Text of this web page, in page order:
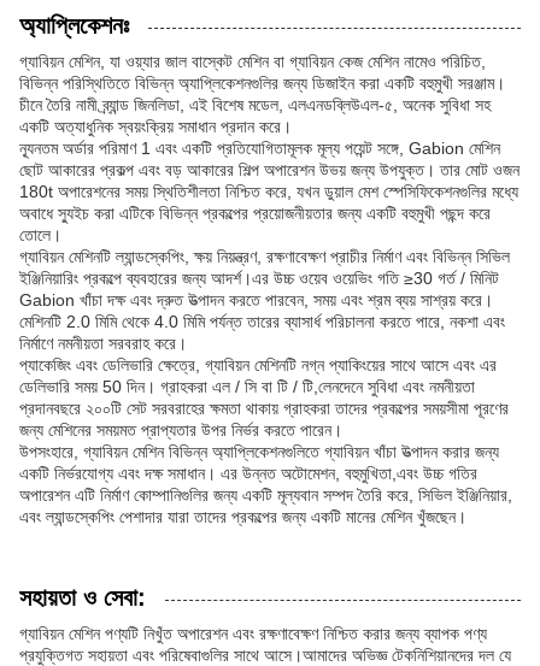
অ্যাপ্লিকেশনঃ
গ্যাবিয়ন মেশিন, যা ওয়্যার জাল বাস্কেট মেশিন বা গ্যাবিয়ন কেজ মেশিন নামেও পরিচিত,
বিভিন্ন পরিস্থিতিতে বিভিন্ন অ্যাপ্লিকেশনগুলির জন্য ডিজাইন করা একটি বহুমুখী সরঞ্জাম।
চীনে তৈরি নামী ব্র্যান্ড জিনলিডা, এই বিশেষ মডেল, এলএনডব্লিউএল-৫, অনেক সুবিধা সহ
একটি অত্যাধুনিক স্বয়ংক্রিয় সমাধান প্রদান করে।
ন্যূনতম অর্ডার পরিমাণ 1 এবং একটি প্রতিযোগিতামূলক মূল্য পয়েন্ট সঙ্গে, Gabion মেশিন
ছোট আকারের প্রকল্প এবং বড় আকারের শিল্প অপারেশন উভয় জন্য উপযুক্ত। তার মোট ওজন
180t অপারেশনের সময় স্থিতিশীলতা নিশ্চিত করে, যখন ডুয়াল মেশ স্পেসিফিকেশনগুলির মধ্যে
অবাধে স্যুইচ করা এটিকে বিভিন্ন প্রকল্পের প্রয়োজনীয়তার জন্য একটি বহুমুখী পছন্দ করে
তোলে।
গ্যাবিয়ন মেশিনটি ল্যান্ডস্কেপিং, ক্ষয় নিয়ন্ত্রণ, রক্ষণাবেক্ষণ প্রাচীর নির্মাণ এবং বিভিন্ন সিভিল
ইঞ্জিনিয়ারিং প্রকল্পে ব্যবহারের জন্য আদর্শ।এর উচ্চ ওয়েব ওয়েভিং গতি ≥30 গর্ত / মিনিট
Gabion খাঁচা দক্ষ এবং দ্রুত উত্পাদন করতে পারবেন, সময় এবং শ্রম ব্যয় সাশ্রয় করে।
মেশিনটি 2.0 মিমি থেকে 4.0 মিমি পর্যন্ত তারের ব্যাসার্ধ পরিচালনা করতে পারে, নকশা এবং
নির্মাণে নমনীয়তা সরবরাহ করে।
প্যাকেজিং এবং ডেলিভারি ক্ষেত্রে, গ্যাবিয়ন মেশিনটি নগ্ন প্যাকিংয়ের সাথে আসে এবং এর
ডেলিভারি সময় 50 দিন। গ্রাহকরা এল / সি বা টি / টি,লেনদেনে সুবিধা এবং নমনীয়তা
প্রদানবছরে ২০০টি সেট সরবরাহের ক্ষমতা থাকায় গ্রাহকরা তাদের প্রকল্পের সময়সীমা পূরণের
জন্য মেশিনের সময়মত প্রাপ্যতার উপর নির্ভর করতে পারেন।
উপসংহারে, গ্যাবিয়ন মেশিন বিভিন্ন অ্যাপ্লিকেশনগুলিতে গ্যাবিয়ন খাঁচা উত্পাদন করার জন্য
একটি নির্ভরযোগ্য এবং দক্ষ সমাধান। এর উন্নত অটোমেশন, বহুমুখিতা,এবং উচ্চ গতির
অপারেশন এটি নির্মাণ কোম্পানিগুলির জন্য একটি মূল্যবান সম্পদ তৈরি করে, সিভিল ইঞ্জিনিয়ার,
এবং ল্যান্ডস্কেপিং পেশাদার যারা তাদের প্রকল্পের জন্য একটি মানের মেশিন খুঁজছেন।
সহায়তা ও সেবা:
গ্যাবিয়ন মেশিন পণ্যটি নিখুঁত অপারেশন এবং রক্ষণাবেক্ষণ নিশ্চিত করার জন্য ব্যাপক পণ্য
প্রযুক্তিগত সহায়তা এবং পরিষেবাগুলির সাথে আসে।আমাদের অভিজ্ঞ টেকনিশিয়ানদের দল যে